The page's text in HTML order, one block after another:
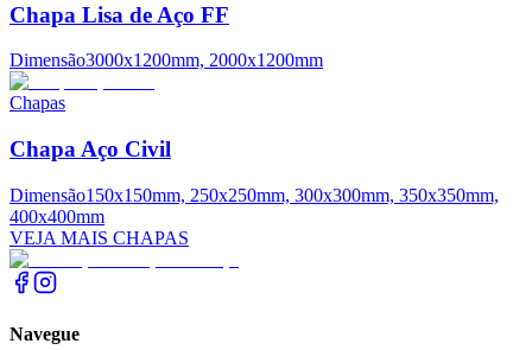
Chapa Lisa de Aço FF
Dimensão3000x1200mm, 2000x1200mm
Chapas
Chapa Aço Civil
Dimensão150x150mm, 250x250mm, 300x300mm, 350x350mm,
400x400mm
VEJA MAIS CHAPAS
Navegue